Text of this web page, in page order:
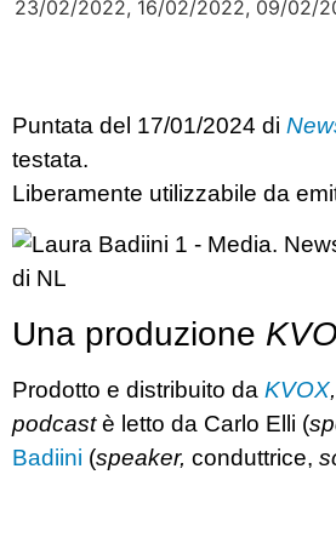
Puntata del 17/01/2024 di
testata.
Liberamente utilizzabile da
Una produzione
Prodotto e distribuito da KVOX,
podcastè letto da Carlo Elli (
Badiini (speaker, conduttrice,